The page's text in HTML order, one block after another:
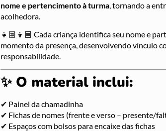
nome e pertencimento à turma, tornando a
acolhedora.
👧🏽👦🏼 Cada criança identifica seu nome e
momento da presença, desenvolvendo vínculo
responsabilidade.
✨ O material inclui:
✔ Painel da chamadinha
✔ Fichas de nomes (frente e verso – presente/
✔ Espaços com bolsos para encaixe das fichas